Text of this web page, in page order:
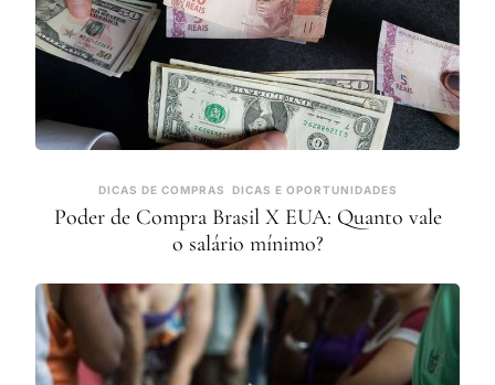
DICAS DE COMPRAS DICAS E OPORTUNIDADES
Poder de Compra Brasil X EUA: Quanto vale
o salário mínimo?